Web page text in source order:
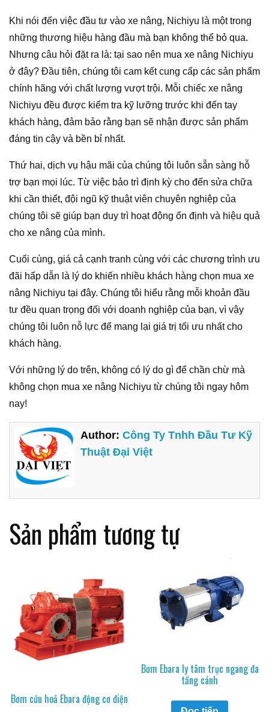
Khi nói đến việc đầu tư vào xe nâng, Nichiyu là một trong
những thương hiệu hàng đầu mà bạn không thể bỏ qua.
Nhưng câu hỏi đặt ra là: tại sao nên mua xe nâng Nichiyu
ở đây? Đầu tiên, chúng tôi cam kết cung cấp các sản phẩm
chính hãng với chất lượng vượt trội. Mỗi chiếc xe nâng
Nichiyu đều được kiểm tra kỹ lưỡng trước khi đến tay
khách hàng, đảm bảo rằng bạn sẽ nhận được sản phẩm
đáng tin cậy và bền bỉ nhất.
Thứ hai, dịch vụ hậu mãi của chúng tôi luôn sẵn sàng hỗ
trợ bạn mọi lúc. Từ việc bảo trì định kỳ cho đến sửa chữa
khi cần thiết, đội ngũ kỹ thuật viên chuyên nghiệp của
chúng tôi sẽ giúp bạn duy trì hoạt động ổn định và hiệu quả
cho xe nâng của mình.
Cuối cùng, giá cả cạnh tranh cùng với các chương trình ưu
đãi hấp dẫn là lý do khiến nhiều khách hàng chọn mua xe
nâng Nichiyu tại đây. Chúng tôi hiểu rằng mỗi khoản đầu
tư đều quan trọng đối với doanh nghiệp của bạn, vì vậy
chúng tôi luôn nỗ lực để mang lại giá trị tối ưu nhất cho
khách hàng.
Với những lý do trên, không có lý do gì để chần chừ mà
không chọn mua xe nâng Nichiyu từ chúng tôi ngay hôm
nay!
Author:Công Ty Tnhh Đầu Tư Kỹ
Thuật Đại Việt
Sản phẩm tương tự
Bơm cứu hoả Ebara động cơ điện
Bơm Ebara ly tâm trục ngang đa
tầng cánh